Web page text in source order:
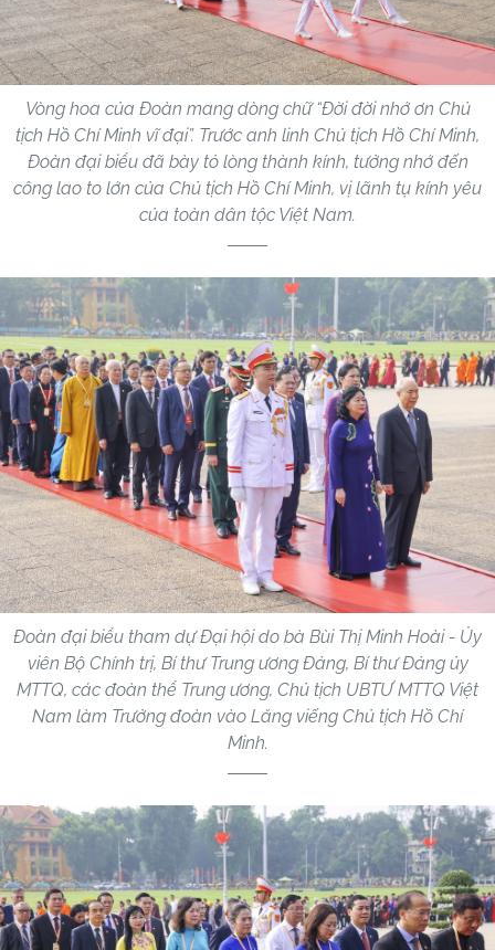
Vòng hoa của Đoàn mang dòng chữ “Đời đời nhớ ơn Chủ
tịch Hồ Chí Minh vĩ đại”. Trước anh linh Chủ tịch Hồ Chí Minh,
Đoàn đại biểu đã bày tỏ lòng thành kính, tưởng nhớ đến
công lao to lớn của Chủ tịch Hồ Chí Minh, vị lãnh tụ kính yêu
của toàn dân tộc Việt Nam.
Đoàn đại biểu tham dự Đại hội do bà Bùi Thị Minh Hoài - Ủy
viên Bộ Chính trị, Bí thư Trung ương Đảng, Bí thư Đảng ủy
MTTQ, các đoàn thể Trung ương, Chủ tịch UBTƯ MTTQ Việt
Nam làm Trưởng đoàn vào Lăng viếng Chủ tịch Hồ Chí
Minh.